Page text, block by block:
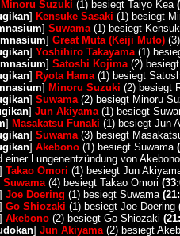
Minoru Suzuki (1) besiegt Taiyo Kea
] Kensuke Sasaki (1) besiegt
] Suwama(1) besiegt
] Great Muta (Keiji Muto)(3)
] Yoshihiro Takayama(1)
] Satoshi Kojima(2) besiegt
] Ryota Hama(1) besiegt
] Minoru Suzuki (2) besiegt
] Suwama(2) besiegt Minoru
] Jun Akiyama(1) besiegt
] Masakatsu Funaki (1) besiegt Jun
] Suwama(3) besiegt
] Akebono(1) besiegt Suwama
Lungenentzündung von
] Takao Omori (1) besiegt Jun
Suwama(4) besiegt Takao Omori
] Joe Doering (1) besiegt Suwama
] Go Shiozaki (1) besiegt Joe Doering
] Akebono(2) besiegt Go Shiozaki
] Jun Akiyama(2) besiegt